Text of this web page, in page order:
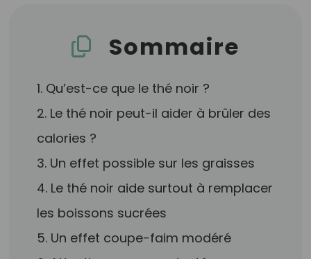
Sommaire
1. Qu’est-ce que le thé noir ?
2. Le thé noir peut-il aider à brûler des
calories ?
3. Un effet possible sur les graisses
4. Le thé noir aide surtout à remplacer
les boissons sucrées
5. Un effet coupe-faim modéré